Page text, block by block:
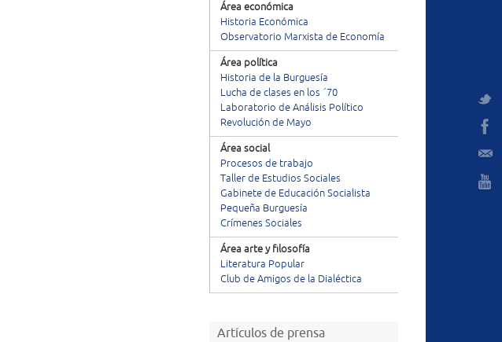
Área económica
Historia Económica
Observatorio Marxista de Economía
Área política
Historia de la Burguesía
Lucha de clases en los ´70
Laboratorio de Análisis Político
Revolución de Mayo
Área social
Procesos de trabajo
Taller de Estudios Sociales
Gabinete de Educación Socialista
Pequeña Burguesía
Crímenes Sociales
Área arte y filosofía
Literatura Popular
Club de Amigos de la Dialéctica
Artículos de prensa